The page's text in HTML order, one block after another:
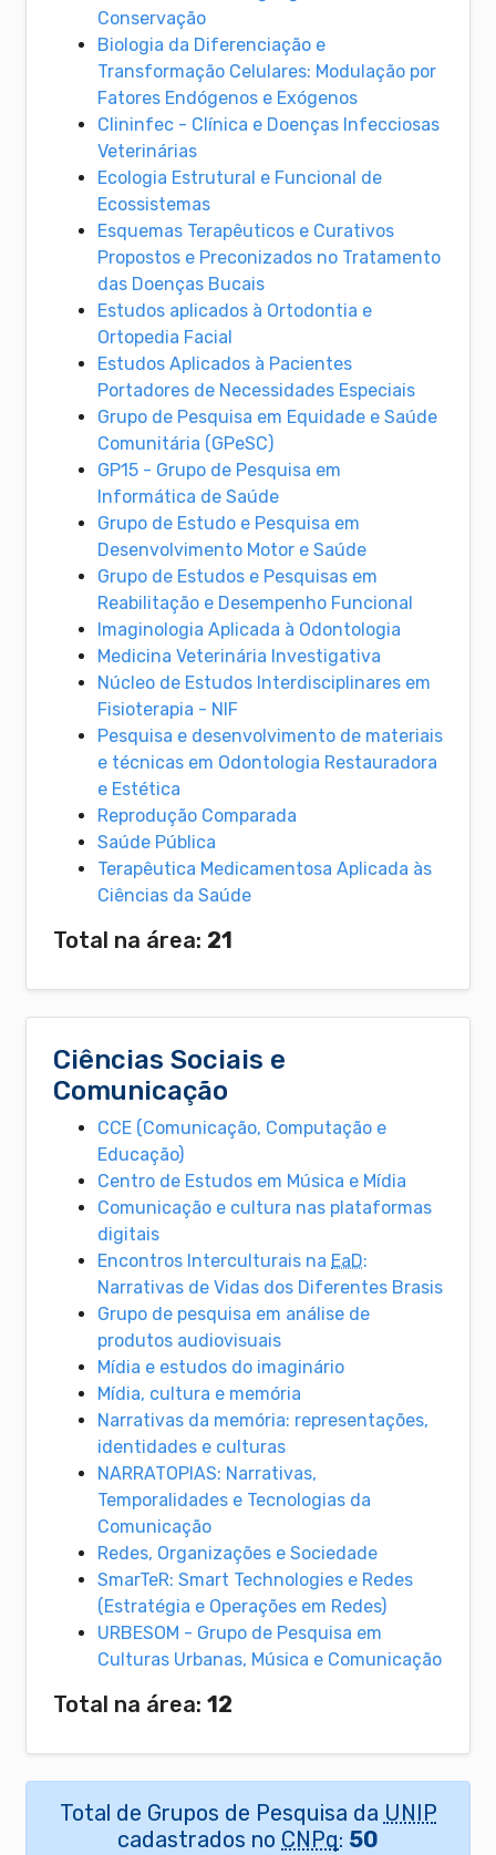
Conservação
Biologia da Diferenciação e
Transformação Celulares: Modulação por
Fatores Endógenos e Exógenos
Clininfec - Clínica e Doenças Infecciosas
Veterinárias
Ecologia Estrutural e Funcional de
Ecossistemas
Esquemas Terapêuticos e Curativos
Propostos e Preconizados no Tratamento
das Doenças Bucais
Estudos aplicados à Ortodontia e
Ortopedia Facial
Estudos Aplicados à Pacientes
Portadores de Necessidades Especiais
Grupo de Pesquisa em Equidade e Saúde
Comunitária (GPeSC)
GP15 - Grupo de Pesquisa em
Informática de Saúde
Grupo de Estudo e Pesquisa em
Desenvolvimento Motor e Saúde
Grupo de Estudos e Pesquisas em
Reabilitação e Desempenho Funcional
Imaginologia Aplicada à Odontologia
Medicina Veterinária Investigativa
Núcleo de Estudos Interdisciplinares em
Fisioterapia - NIF
Pesquisa e desenvolvimento de materiais
e técnicas em Odontologia Restauradora
e Estética
Reprodução Comparada
Saúde Pública
Terapêutica Medicamentosa Aplicada às
Ciências da Saúde
Total na área: 21
Ciências Sociais e
Comunicação
CCE (Comunicação, Computação e
Educação)
Centro de Estudos em Música e Mídia
Comunicação e cultura nas plataformas
digitais
Encontros Interculturais na EaD:
Narrativas de Vidas dos Diferentes Brasis
Grupo de pesquisa em análise de
produtos audiovisuais
Mídia e estudos do imaginário
Mídia, cultura e memória
Narrativas da memória: representações,
identidades e culturas
NARRATOPIAS: Narrativas,
Temporalidades e Tecnologias da
Comunicação
Redes, Organizações e Sociedade
SmarTeR: Smart Technologies e Redes
(Estratégia e Operações em Redes)
URBESOM - Grupo de Pesquisa em
Culturas Urbanas, Música e Comunicação
Total na área: 12
Total de Grupos de Pesquisa da UNIP
cadastrados no CNPq: 50